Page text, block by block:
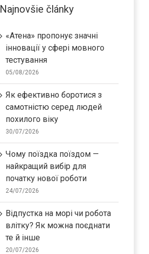
Najnovšie články
«Атена» пропонує значні
інновації у сфері мовного
тестування
05/08/2026
Як ефективно боротися з
самотністю серед людей
похилого віку
30/07/2026
Чому поїздка поїздом —
найкращий вибір для
початку нової роботи
24/07/2026
Відпустка на морі чи робота
влітку? Як можна поєднати
те й інше
20/07/2026